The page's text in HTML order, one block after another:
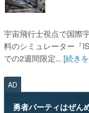
宇宙飛行士視点で国際
料のシミュレーター『
での2週間限定... [続き
AD
勇者パーティはぜん